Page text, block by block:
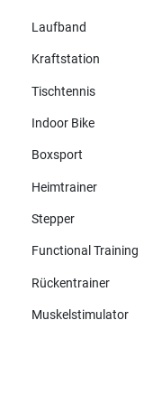
Laufband
Kraftstation
Tischtennis
Indoor Bike
Boxsport
Heimtrainer
Stepper
Functional Training
Rückentrainer
Muskelstimulator